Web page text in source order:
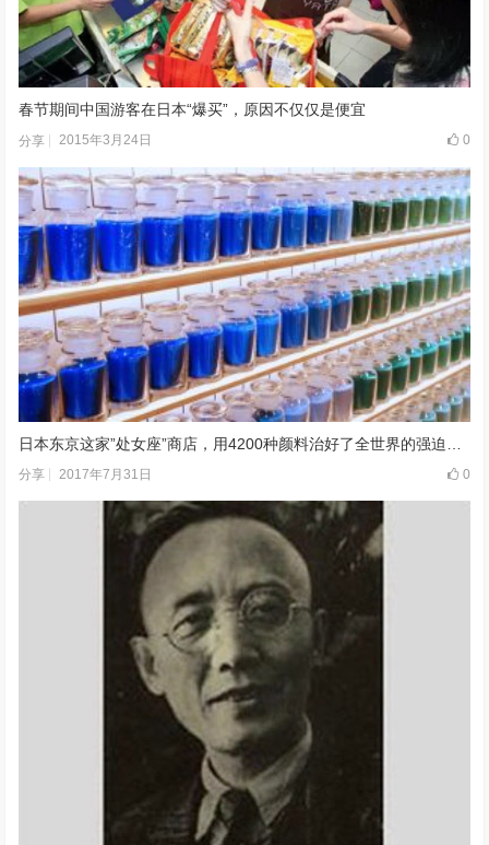
春节期间中国游客在日本“爆买”，原因不仅仅是便宜
分享 2015年3月24日 0
分享 2017年7月31日 0